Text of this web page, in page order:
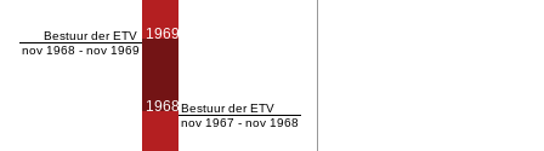
Bestuur der ETV
nov 1968 - nov 1969
1969
1968Bestuur der ETV
nov 1967 - nov 1968